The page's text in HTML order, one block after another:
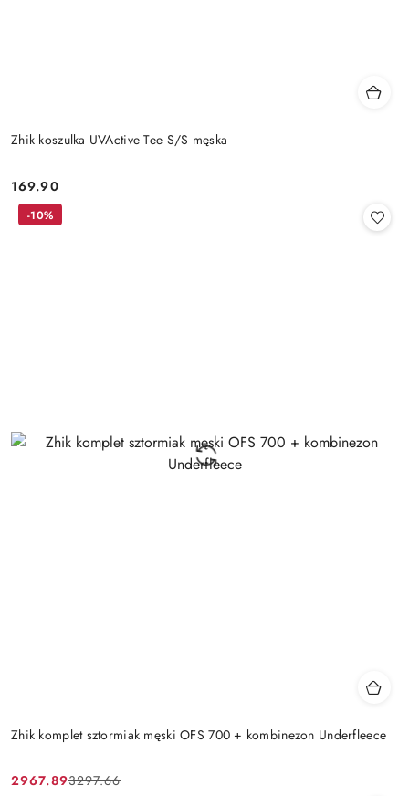
Zhik koszulka UVActive Tee S/S męska
Cena:
169.90
Zhik komplet sztormiak męski OFS 700 + kombinezon Underfleece
Cena
2967.89
Cena 3297.66
-10%